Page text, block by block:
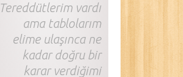
Tereddütlerim vardı
ama tablolarım
elime ulaşınca ne
kadar doğru bir
karar verdiğimi